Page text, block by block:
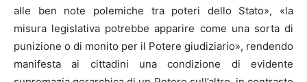
alle ben note polemiche tra poteri dello Stato», «la
misura legislativa potrebbe apparire come una sorta di
punizione o di monito per il Potere giudiziario», rendendo
manifesta ai cittadini una condizione di evidente